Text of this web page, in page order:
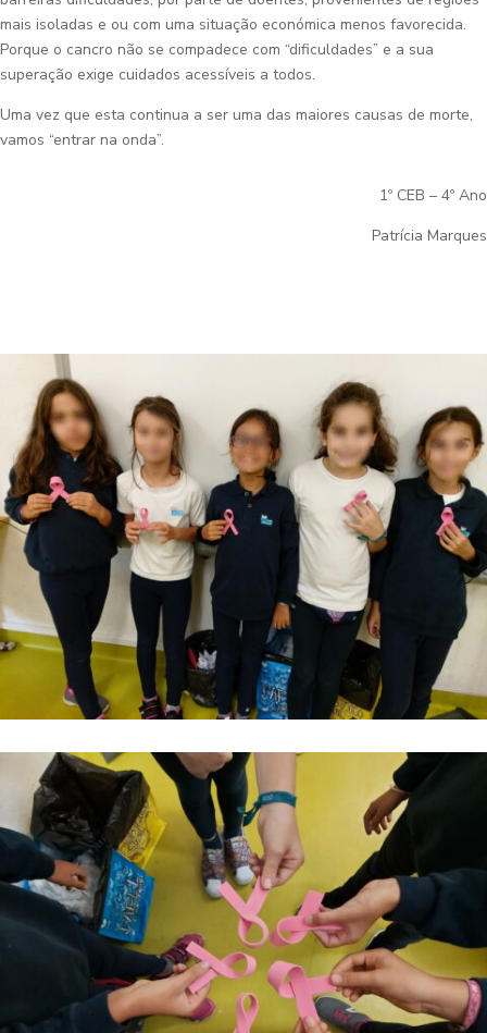
mais isoladas e ou com uma situação económica menos favorecida.
Porque o cancro não se compadece com “dificuldades” e a sua
superação exige cuidados acessíveis a todos.
Uma vez que esta continua a ser uma das maiores causas de morte,
vamos “entrar na onda”.
1º CEB – 4º Ano
Patrícia Marques